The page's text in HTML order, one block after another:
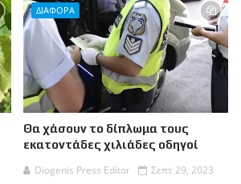
ΔΙΑΦΟΡΑ
Θα χάσουν το δίπλωμα τους
εκατοντάδες χιλιάδες οδηγοί
Diogenis Press Editor
Σεπτ 29, 2023